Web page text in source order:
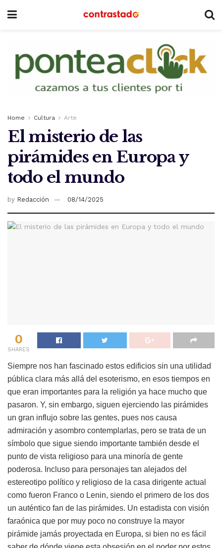
Home Cultura Arte
El misterio de las
pirámides en Europa y
todo el mundo
by Redacción 08/14/2025
0
SHARES
Siempre nos han fascinado estos edificios sin una utilidad
pública clara más allá del esoterismo, en esos tiempos en
que eran importantes para la religión ya hace mucho que
pasaron. Y, sin embargo, siguen ejerciendo las pirámides
un gran influjo sobre las gentes, pues nos causa
admiración y asombro contemplarlas, pero se trata de un
símbolo que sigue siendo importante también desde el
punto de vista religioso para una minoría de gente
poderosa. Incluso para personajes tan alejados del
estereotipo político y religioso de la casa dirigente actual
como fueron Franco o Lenin, siendo el primero de los dos
un auténtico fan de las pirámides. Un estadista con visión
faraónica que por muy poco no construye la mayor
pirámide jamás proyectada en Europa, si bien no es fácil